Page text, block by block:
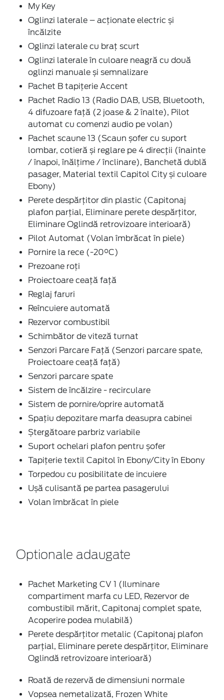
My Key
Oglinzi laterale – acționate electric și
încălzite
Oglinzi laterale cu braț scurt
Oglinzi laterale în culoare neagră cu două
oglinzi manuale și semnalizare
Pachet B tapițerie Accent
Pachet Radio 13 (Radio DAB, USB, Bluetooth,
4 difuzoare față (2 joase & 2 înalte), Pilot
automat cu comenzi audio pe volan)
Pachet scaune 13 (Scaun șofer cu suport
lombar, cotieră și reglare pe 4 direcții (înainte
/ înapoi, înălțime / înclinare), Banchetă dublă
pasager, Material textil Capitol City și culoare
Ebony)
Perete despărțitor din plastic (Capitonaj
plafon parţial, Eliminare perete despărțitor,
Eliminare Oglindă retrovizoare interioară)
Pilot Automat (Volan îmbrăcat în piele)
Pornire la rece (-20°C)
Prezoane roți
Proiectoare ceaţă faţă
Reglaj faruri
Reîncuiere automată
Rezervor combustibil
Schimbător de viteză turnat
Senzori Parcare Faţă (Senzori parcare spate,
Proiectoare ceaţă faţă)
Senzori parcare spate
Sistem de încălzire - recirculare
Sistem de pornire/oprire automată
Spațiu depozitare marfa deasupra cabinei
Ștergătoare parbriz variabile
Suport ochelari plafon pentru șofer
Tapițerie textil Capitol în Ebony/City în Ebony
Torpedou cu posibilitate de incuiere
Ușă culisantă pe partea pasagerului
Volan îmbrăcat în piele
Optionale adaugate
Pachet Marketing CV 1 (Iluminare
compartiment marfa cu LED, Rezervor de
combustibil mărit, Capitonaj complet spate,
Acoperire podea mulabilă)
Perete despărțitor metalic (Capitonaj plafon
parţial, Eliminare perete despărțitor, Eliminare
Oglindă retrovizoare interioară)
Roată de rezervă de dimensiuni normale
Vopsea nemetalizată, Frozen White